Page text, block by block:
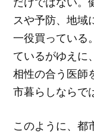
スや予防、地域
一役買っている
ているがゆえに
相性の合う医師
市暮らしならで
このように、都